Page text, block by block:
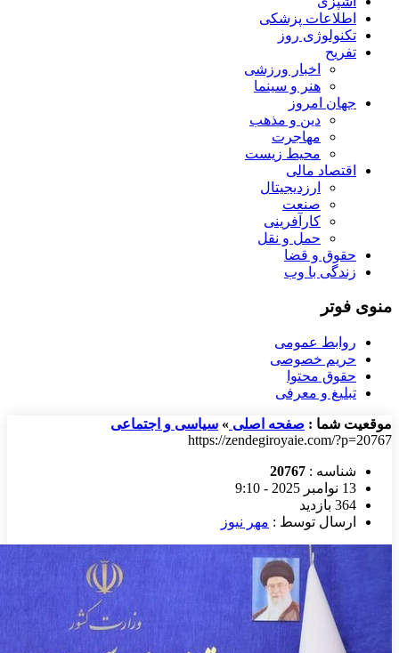
اطلاعات پزشکی
تکنولوژی روز
تفریح
اخبار ورزشی
هنر و سینما
جهان امروز
دین و مذهب
مهاجرت
محیط زیست
اقتصاد مالی
ارزدیجیتال
صنعت
کارآفرینی
حمل و نقل
حقوق و قضا
زندگی با وب
منوی فوتر
روابط عمومی
حریم خصوصی
حقوق محتوا
تبلیغ و معرفی
موقعیت شما : صفحه اصلی » سیاسی و اجتماعی
https://zendegiroyaie.com/?p=20767
شناسه : 20767
13 نوامبر 2025 - 9:10
364 بازدید
ارسال توسط : مهر نیوز